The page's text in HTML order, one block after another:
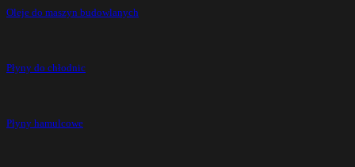
Oleje do maszyn budowlanych
Płyny do chłodnic
Płyny hamulcowe